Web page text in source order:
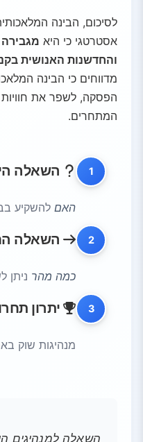
לסיכום, הבינה
אסטרטגי כי היא
והחדשנות האנושית
מדווחים כי הבינה
הפסקה, לשפר את
המתחרים.
1 השאלה
האם להשקיע
2 השאלה
כמה מהר ניתן
3 יתרון
מנהיגות שוק
השאלה למנהיגים